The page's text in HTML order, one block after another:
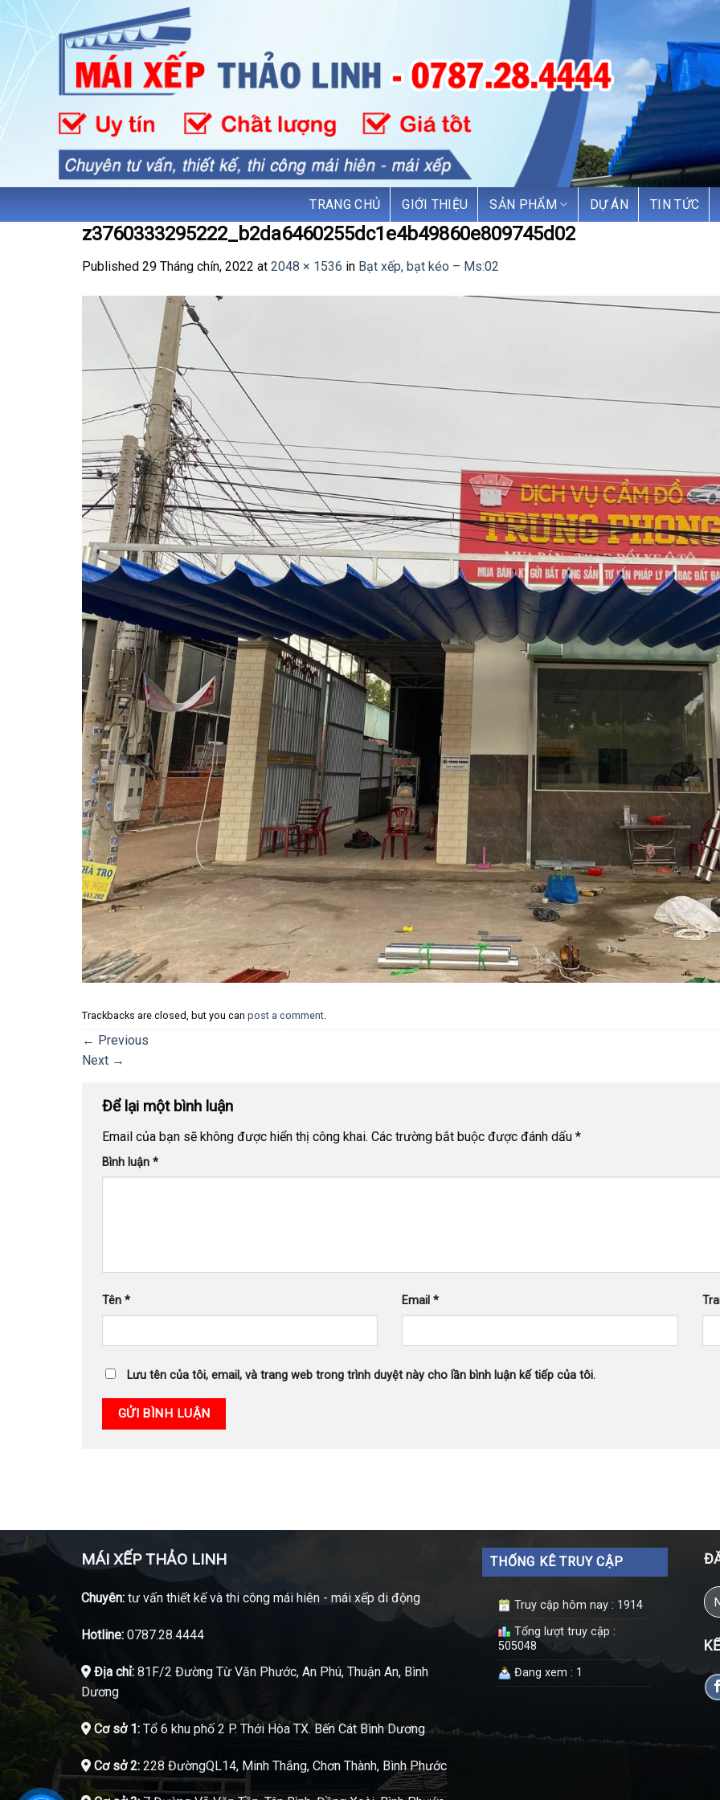
Skip
content
TRANG CHỦ GIỚI THIỆU SẢN PHẨM DỰ ÁN TIN TỨC
z3760333295222_b2da6460255dc1e4b49860e809745d02
Published 29 Tháng chín, 2022 at 2048 × 1536 in Bạt xếp, bạt kéo – Ms:02
Trackbacks are closed, but you can post a comment
← Previous
Next →
Để lại một bình luận
Email của bạn sẽ không được hiển thị công khai. Các trường bắt buộc được đánh dấu *
Bình luận *
Tên * Email*
Lưu tên của tôi, email, và trang web trong trình duyệt này cho lần bình luận kế tiếp của tôi.
MÁI XẾP THẢO LINH
Chuyên:tư vấn thiết kế và thi công mái hiên - mái xếp di động
Hotline:0787.28.4444
Địa chỉ:81F/2 Đường Từ Văn Phước, An Phú, Thuận An, Bình
Dương
Cơ sở 1:Tổ 6 khu phố 2 P. Thới Hòa TX. Bến Cát Bình Dương
Cơ sở 2:228 ĐườngQL14, Minh Thắng, Chơn Thành, Bình Phước
THỐNG KÊ TRUY CẬP
Truy cập hôm nay : 1914
Tổng lượt truy cập :
505048
Đang xem : 1